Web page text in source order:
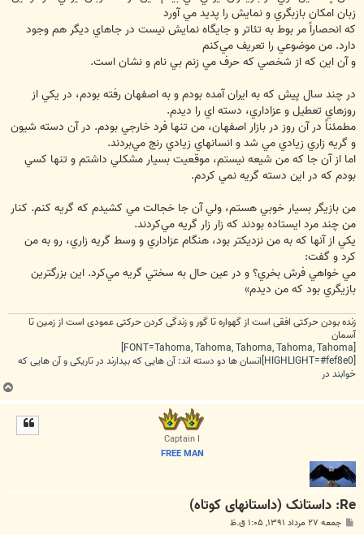
زبان امكان بازبگري و نمايش را پديد مي آورد
كه انحصاراً مر بوط به تئاتر و جايگاه نمايش نيست در جاهاي ديگر هم وجود
دارد. من موضوعي را تعريف مي‌كنم
و آن اين كه از شخصي كه حرف مي زنم بي نام و نشان است.
در چند سال پيش كه به ايران آمده بودم و به اصفهان رفته بودم، در يكي از
روزهاي تعطيل و عزاداري، دسته اي را ديدم.
مطمئناً در آن روز در بازار اصفهان، من تنها فرد خارجي بودم. در آن دسته شيون
و گريه زاري زيادي مي شد و انسانهاي زيادي رنج مي‌بردند.
اما از آن جا كه من شيعه نيستم، موقعيت بسيار مشكلي داشتم و تنها كسي
بودم كه در اين دسته گريه نمي كردم.
من بازيگر بسيار خوبي هستم، ولي آن جا خجالت مي كشيدم كه گريه كنم. كنار
من چند مرد ايستاده بودند كه زار زار گريه مي‌كردند.
يكي از آنها كه به من نزديكتر بود، هنگام عزاداري و وسط گريه زاري، رو به من
كرد و گفت:
مي خواهي فرش بخري؟ و در عين حال به سختي گريه مي‌كرد. اين بزرگترين
بازيگري بود كه من ديدم»
زنده بودن حرکتی افقی است از گهواره تا گور و زندگی کردن حرکتی عمودی است از زمین تا
آسمان
[FONT=Tahoma, Tahoma, Tahoma, Tahoma, Tahoma]
[HIGHLIGHT=#fef8e0]انسان ها دو دسته اند: آن هایی که بیدارند در تاریکی و آن هایی که
خوابند در
ب
ا
Captain I
FREE MAN
Re: داستانک (داستانهای کوتاه)
پ جمعه ۲۷ مرداد ۱۳۹۱, ۱:۰۵ ق.ظ